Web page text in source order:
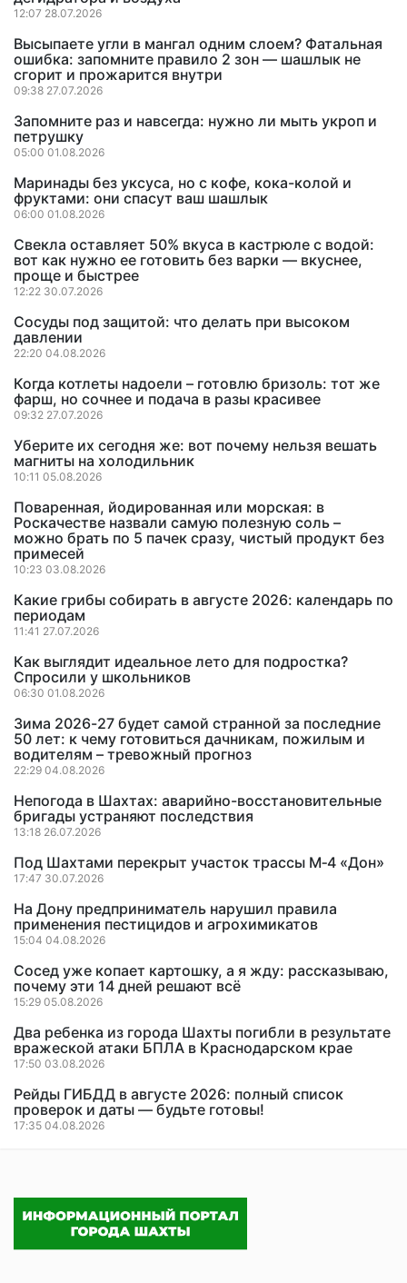
12:07 28.07.2026
Высыпаете угли в мангал одним слоем? Фатальная
ошибка: запомните правило 2 зон — шашлык не
сгорит и прожарится внутри
09:38 27.07.2026
Запомните раз и навсегда: нужно ли мыть укроп и
петрушку
05:00 01.08.2026
Маринады без уксуса, но с кофе, кока-колой и
фруктами: они спасут ваш шашлык
06:00 01.08.2026
Свекла оставляет 50% вкуса в кастрюле с водой:
вот как нужно ее готовить без варки — вкуснее,
проще и быстрее
12:22 30.07.2026
Сосуды под защитой: что делать при высоком
давлении
22:20 04.08.2026
Когда котлеты надоели – готовлю бризоль: тот же
фарш, но сочнее и подача в разы красивее
09:32 27.07.2026
Уберите их сегодня же: вот почему нельзя вешать
магниты на холодильник
10:11 05.08.2026
Поваренная, йодированная или морская: в
Роскачестве назвали самую полезную соль –
можно брать по 5 пачек сразу, чистый продукт без
примесей
10:23 03.08.2026
Какие грибы собирать в августе 2026: календарь по
периодам
11:41 27.07.2026
Как выглядит идеальное лето для подростка?
Спросили у школьников
06:30 01.08.2026
Зима 2026-27 будет самой странной за последние
50 лет: к чему готовиться дачникам, пожилым и
водителям – тревожный прогноз
22:29 04.08.2026
Непогода в Шахтах: аварийно-восстановительные
бригады устраняют последствия
13:18 26.07.2026
Под Шахтами перекрыт участок трассы М‑4 «Дон»
17:47 30.07.2026
На Дону предприниматель нарушил правила
применения пестицидов и агрохимикатов
15:04 04.08.2026
Сосед уже копает картошку, а я жду: рассказываю,
почему эти 14 дней решают всё
15:29 05.08.2026
Два ребенка из города Шахты погибли в результате
вражеской атаки БПЛА в Краснодарском крае
17:50 03.08.2026
Рейды ГИБДД в августе 2026: полный список
проверок и даты — будьте готовы!
17:35 04.08.2026